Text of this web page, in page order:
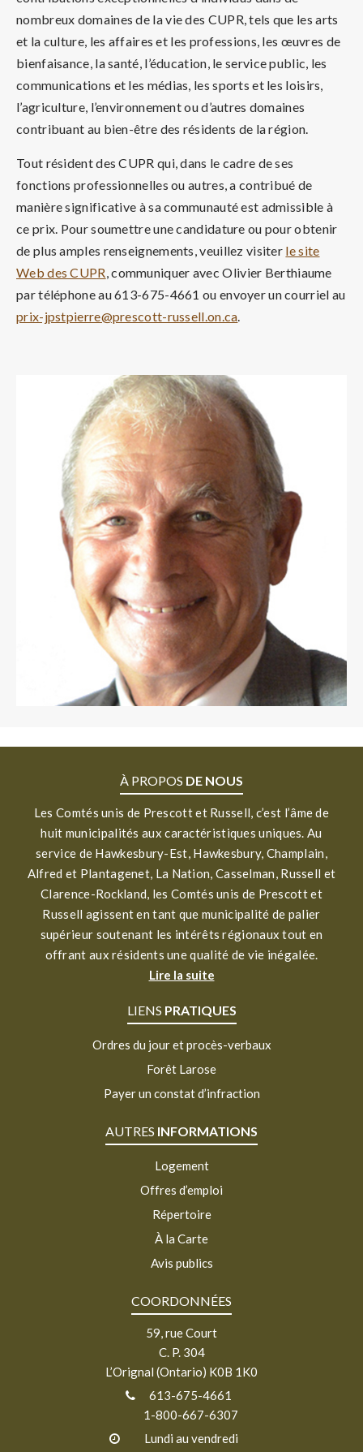
nombreux domaines de la vie des CUPR, tels que les arts
et la culture, les affaires et les professions, les œuvres de
bienfaisance, la santé, l’éducation, le service public, les
communications et les médias, les sports et les loisirs,
l’agriculture, l’environnement ou d’autres domaines
contribuant au bien-être des résidents de la région.
Tout résident des CUPR qui, dans le cadre de ses
fonctions professionnelles ou autres, a contribué de
manière significative à sa communauté est admissible à
ce prix. Pour soumettre une candidature ou pour obtenir
de plus amples renseignements, veuillez visiter le site
Web des CUPR, communiquer avec Olivier Berthiaume
par téléphone au 613-675-4661 ou envoyer un courriel au
prix-jpstpierre@prescott-russell.on.ca.
À PROPOS DE NOUS
Les Comtés unis de Prescott et Russell, c’est l’âme de
huit municipalités aux caractéristiques uniques. Au
service de Hawkesbury-Est, Hawkesbury, Champlain,
Alfred et Plantagenet, La Nation, Casselman, Russell et
Clarence-Rockland, les Comtés unis de Prescott et
Russell agissent en tant que municipalité de palier
supérieur soutenant les intérêts régionaux tout en
offrant aux résidents une qualité de vie inégalée.
Lire la suite
LIENS PRATIQUES
Ordres du jour et procès-verbaux
Forêt Larose
Payer un constat d’infraction
AUTRES INFORMATIONS
Logement
Offres d’emploi
Répertoire
À la Carte
Avis publics
COORDONNÉES
59, rue Court
C. P. 304
L’Orignal (Ontario) K0B 1K0
613-675-4661
1-800-667-6307
Lundi au vendredi